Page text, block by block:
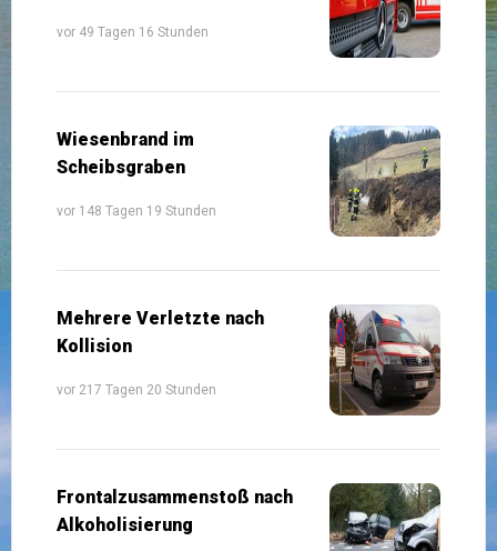
vor 49 Tagen 16 Stunden
Wiesenbrand im
Scheibsgraben
vor 148 Tagen 19 Stunden
Mehrere Verletzte nach
Kollision
vor 217 Tagen 20 Stunden
Frontalzusammenstoß nach
Alkoholisierung